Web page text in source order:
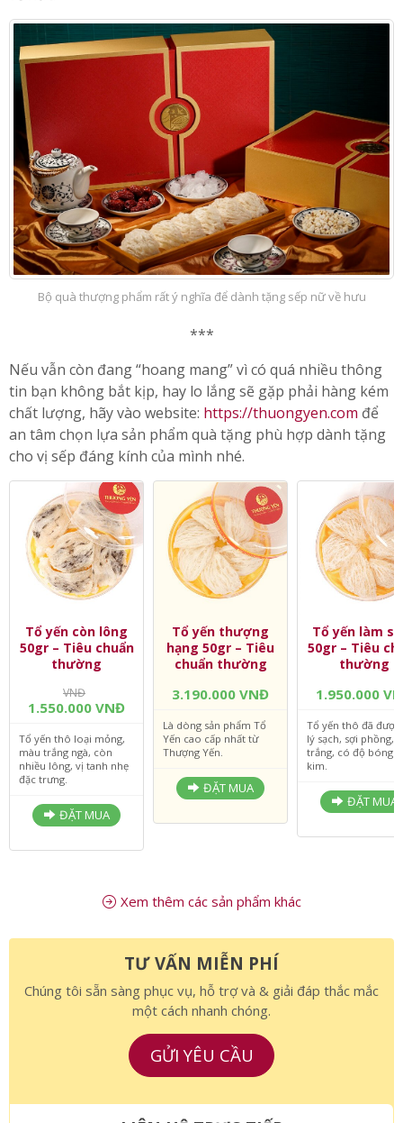
mỉ, sẽ là một món quà thượng hạng để bạn tặng sếp nữ
về hưu.
***
Nếu vẫn còn đang “hoang mang” vì có quá nhiều thông
tin bạn không bắt kịp, hay lo lắng sẽ gặp phải hàng kém
chất lượng, hãy vào website:https://thuongyen.com
an tâm chọn lựa sản phẩm quà tặng phù hợp dành tặng
cho vị sếp đáng kính của mình nhé.
50gr – Tiêu chuẩn
thường
VNĐ
1.550.000 VNĐ
màu trắng ngà, còn
nhiều lông, vị tanh nhẹ
hạng 50gr – Tiêu
3.190.000 VNĐ
Là dòng sản phẩm Tổ
Yến cao cấp nhất từ
50gr – Tiêu
1.950.000
lý sạch, sợi phồng,
trắng, có độ bóng
Xem thêm các sản phẩm khác
TƯ VẤN MIỄN PHÍ
Chúng tôi sẵn sàng phục vụ, hỗ trợ và & giải đáp thắc mắc
một cách nhanh chóng.
GỬI YÊU CẦU